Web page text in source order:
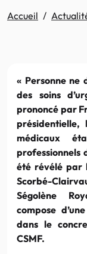
Accueil
« Personne ne
des soins
prononcé par
médicaux
professionnels
été révélé par
Scorbé-
Ségolène
compose
dans le
CSMF.